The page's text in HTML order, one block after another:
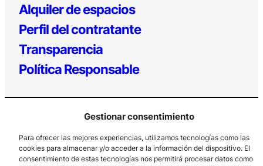
Gestionar consentimiento
Para ofrecer las mejores experiencias, utilizamos tecnologías como las
cookies para almacenar y/o acceder a la información del dispositivo. El
consentimiento de estas tecnologías nos permitirá procesar datos como
Alquiler de espacios
Perfil del contratante
Transparencia
Política Responsable